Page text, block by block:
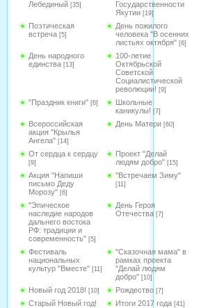
Лебединый [35]
Государственности
Якутии [19]
Поэтическая
встреча [5]
День пожилого
человека "В осенних
листьях октября" [6]
День народного
единства [13]
100-летие
Октябрьской
Советской
Социалистической
революции! [9]
"Праздник книги" [6]
Школьные
каникулы! [7]
Всероссийская
акция "Крылья
Ангела" [14]
День Матери [60]
От сердца к сердцу
[9]
Проект "Делай
людям добро" [15]
Акция "Напиши
письмо Деду
Морозу" [6]
"Встречаем Зиму"
[11]
"Эпическое
наследие народов
дальнего востока
РФ: традиции и
современность" [5]
День Героя
Отечества [7]
Фестиваль
национальных
культур "Вместе" [11]
"Сказочная мама" в
рамках проекта
"Делай людям
добро" [10]
Новый год 2018! [10] Рождество [7]
Старый Новый год! Итоги 2017 года [41]